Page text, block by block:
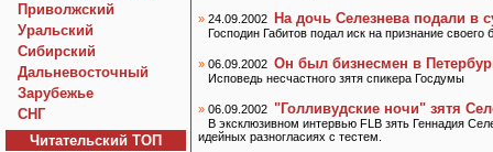
Приволжский
Уральский
Сибирский
Дальневосточный
Зарубежье
СНГ
Читательский TOП
» 24.09.2002 На дочь Селезнева подали в
Господин Габитов подал иск на признание
» 06.09.2002 Он был бизнесмен в
Исповедь несчастного зятя спикера Госдумы
» 06.09.2002 "Голливудские ночи" зятя
В эксклюзивном интервью FLB зять Геннадия
идейных разногласиях с тестем.